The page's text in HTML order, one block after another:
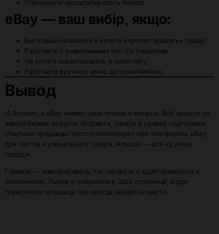
Планируете масштабировать бизнес.
eBay — ваш вибір, якщо:
Вы только начинаете и хотите «протестировать» товар;
Работаете с уникальными или б/у товарами;
Не хотите инвестировать в логистику;
Работаете вручную или с дропшиппингом.
Вывод
И Amazon, и eBay имеют свои плюсы и минусы. Всё зависит от
вашей бизнес-модели, бюджета, товара и уровня подготовки.
Опытные продавцы часто комбинируют обе платформы: eBay
для тестов и уникального товара, Amazon — для крупных
продаж.
Главное — анализировать, тестировать и адаптироваться к
изменениям. Рынок e-commerce в США огромный, и для
грамотного продавца там всегда найдётся место.